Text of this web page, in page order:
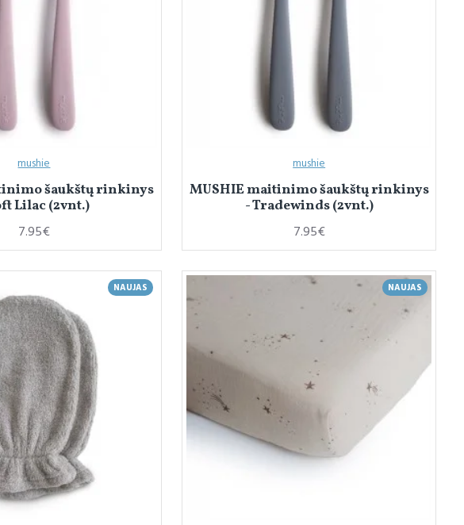
mushie
šaukštų rinkinys
Lilac (2vnt.)
7.95€
mushie
MUSHIE maitinimo šaukštų rinkinys
- Tradewinds (2vnt.)
7.95€
NAUJAS NAUJAS